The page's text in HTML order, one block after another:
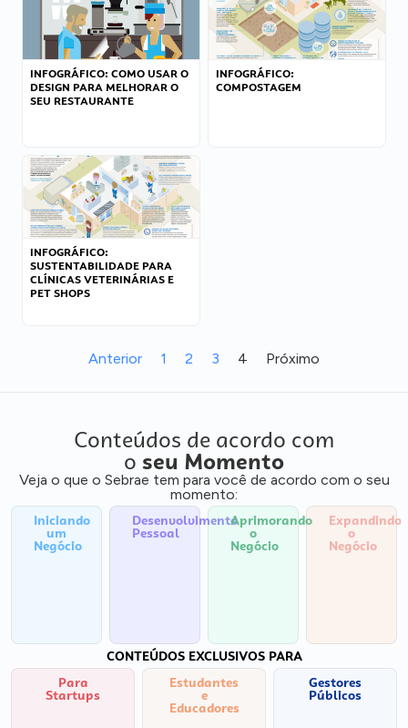
INFOGRÁFICO: COMO USAR O
DESIGN PARA MELHORAR O
SEU RESTAURANTE
INFOGRÁFICO:
COMPOSTAGEM
INFOGRÁFICO:
SUSTENTABILIDADE PARA
CLÍNICAS VETERINÁRIAS E
PET SHOPS
Anterior 1 2 3 4 Próximo
Conteúdos de acordo com
o seu Momento
Veja o que o Sebrae tem para você de acordo com o seu
momento:
Iniciando
um
Negócio
Desenvolvimento
Pessoal
Aprimorando
o
Negócio
Expandindo
o
Negócio
CONTEÚDOS EXCLUSIVOS PARA
Para
Startups
Estudantes
e
Educadores
Gestores
Públicos